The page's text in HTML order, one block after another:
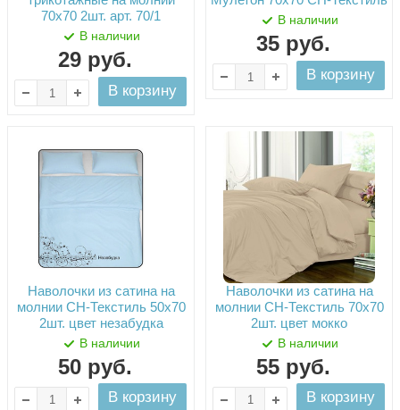
70х70 2шт. арт. 70/1
В наличии
29руб.
В корзину
В наличии
35руб.
В корзину
Наволочки из сатина на
молнии СН-Текстиль 50х70
2шт. цвет незабудка
В наличии
50руб.
В корзину
Наволочки из сатина на
молнии СН-Текстиль 70х70
2шт. цвет мокко
В наличии
55руб.
В корзину